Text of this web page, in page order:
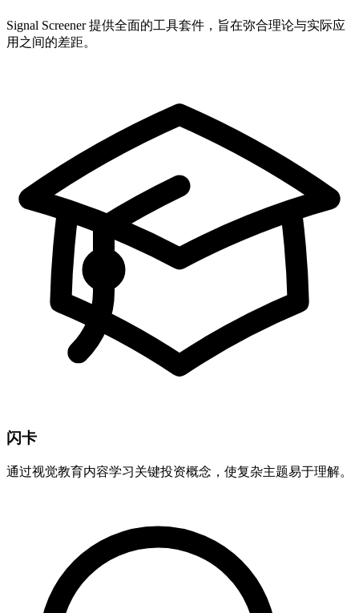
Signal Screener 提供全面的工具套件，旨在弥合理论与实际应
用之间的差距。
闪卡
通过视觉教育内容学习关键投资概念，使复杂主题易于理解。